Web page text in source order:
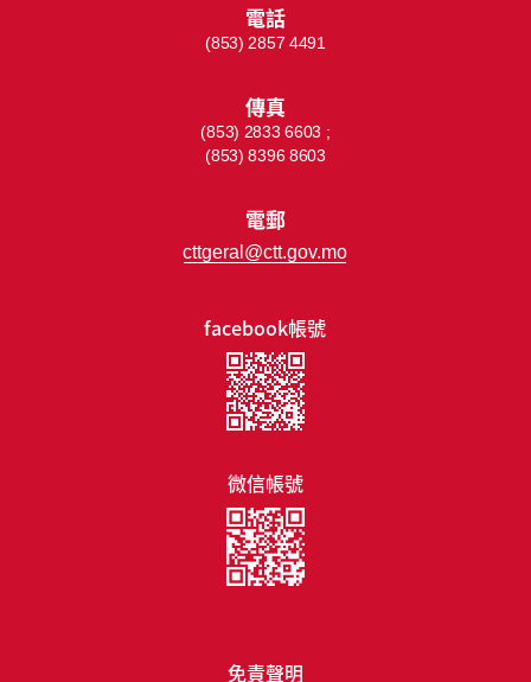
免責聲明
facebook帳號
微信帳號
電話
(853) 2857 4491
傳真
(853) 2833 6603 ;
(853) 8396 8603
電郵
cttgeral@ctt.gov.mo